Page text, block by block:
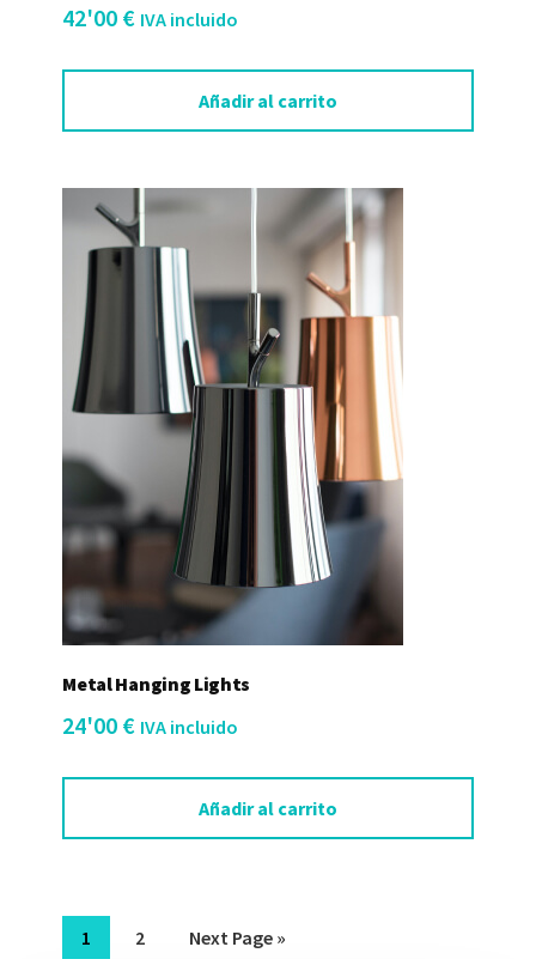
42'00 € IVA incluido
Añadir al carrito
Metal Hanging Lights
24'00 € IVA incluido
Añadir al carrito
1 2 Next Page »